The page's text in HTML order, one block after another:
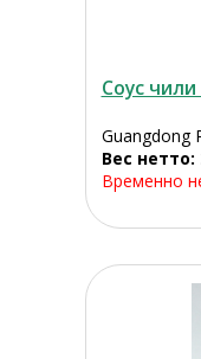
Соус чили
Guangdong
Вес нетто:
Временно